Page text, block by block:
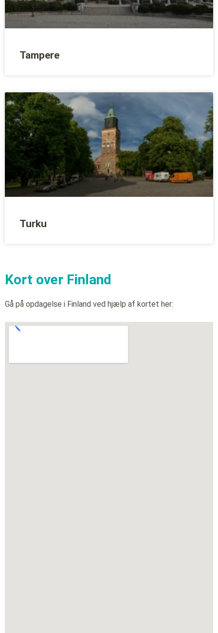
Tampere
Turku
Kort over Finland
Gå på opdagelse i Finland ved hjælp af kortet her: